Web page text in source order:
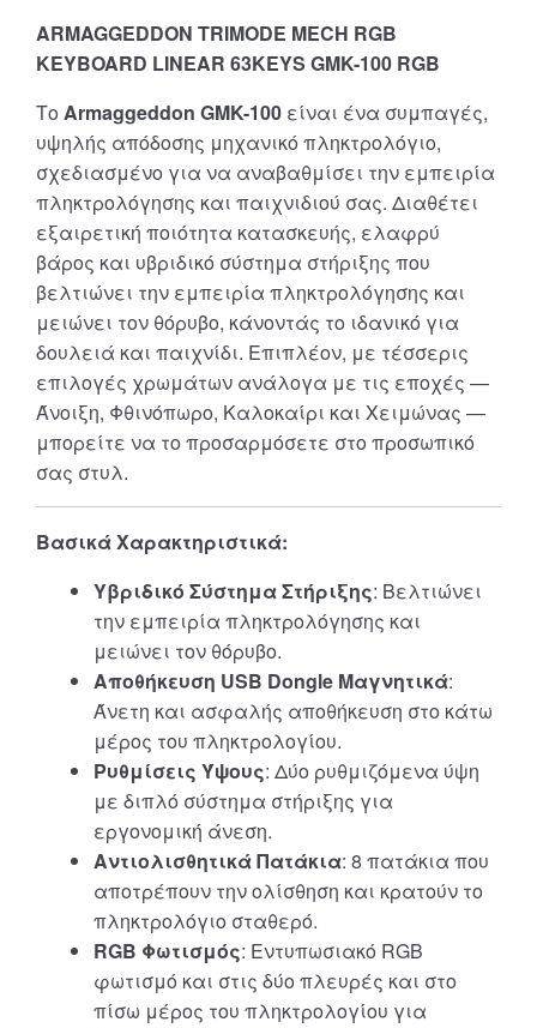
ARMAGGEDDON TRIMODE MECH RGB
KEYBOARD LINEAR 63KEYS GMK-100 RGB
Το Armaggeddon GMK-100 είναι ένα συμπαγές,
υψηλής απόδοσης μηχανικό πληκτρολόγιο,
σχεδιασμένο για να αναβαθμίσει την εμπειρία
πληκτρολόγησης και παιχνιδιού σας. Διαθέτει
εξαιρετική ποιότητα κατασκευής, ελαφρύ
βάρος και υβριδικό σύστημα στήριξης που
βελτιώνει την εμπειρία πληκτρολόγησης και
μειώνει τον θόρυβο, κάνοντάς το ιδανικό για
δουλειά και παιχνίδι. Επιπλέον, με τέσσερις
επιλογές χρωμάτων ανάλογα με τις εποχές —
Άνοιξη, Φθινόπωρο, Καλοκαίρι και Χειμώνας —
μπορείτε να το προσαρμόσετε στο προσωπικό
σας στυλ.
Βασικά Χαρακτηριστικά:
Υβριδικό Σύστημα Στήριξης: Βελτιώνει
την εμπειρία πληκτρολόγησης και
μειώνει τον θόρυβο.
Αποθήκευση USB Dongle Μαγνητικά:
Άνετη και ασφαλής αποθήκευση στο κάτω
μέρος του πληκτρολογίου.
Ρυθμίσεις Ύψους: Δύο ρυθμιζόμενα ύψη
με διπλό σύστημα στήριξης για
εργονομική άνεση.
Αντιολισθητικά Πατάκια: 8 πατάκια που
αποτρέπουν την ολίσθηση και κρατούν το
πληκτρολόγιο σταθερό.
RGB Φωτισμός: Εντυπωσιακό RGB
φωτισμό και στις δύο πλευρές και στο
πίσω μέρος του πληκτρολογίου για